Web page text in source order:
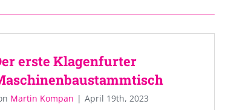
erste Klagenfurter
Martin Kompan | April 19th, 2023